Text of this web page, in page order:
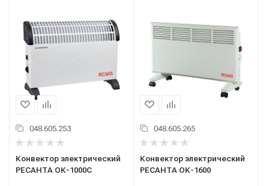
048.605.253
Конвектор электрический
РЕСАНТА ОК-1000С
048.605.265
Конвектор электрический
РЕСАНТА ОК-1600